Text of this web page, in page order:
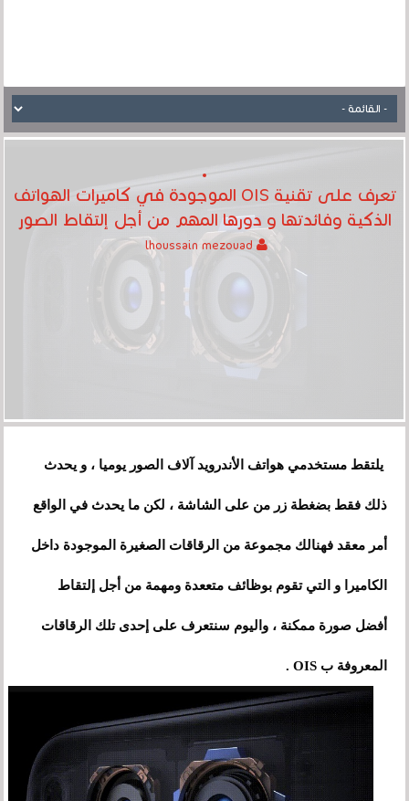
تعرف على تقنية OIS الموجودة في كاميرات الهواتف
الذكية وفائدتها و دورها المهم من أجل إلتقاط الصور
يلتقط مستخدمي هواتف الأندرويد آلاف الصور يوميا ، و يحدث
ذلك فقط بضغطة زر من على الشاشة ، لكن ما يحدث في الواقع
أمر معقد فهنالك مجموعة من الرقاقات الصغيرة الموجودة داخل
الكاميرا و التي تقوم بوظائف متععدة ومهمة من أجل إلتقاط
أفضل صورة ممكنة ، واليوم سنتعرف على إحدى تلك الرقاقات
المعروفة ب OIS .